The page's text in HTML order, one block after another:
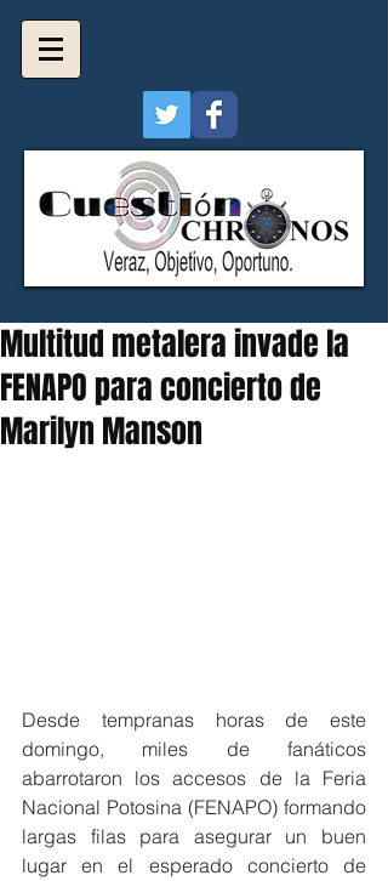
Multitud metalera invade la
FENAPO para concierto de
Marilyn Manson
Desde tempranas horas de este
domingo, miles de fanáticos
abarrotaron los accesos de la Feria
Nacional Potosina (FENAPO) formando
largas filas para asegurar un buen
lugar en el esperado concierto de